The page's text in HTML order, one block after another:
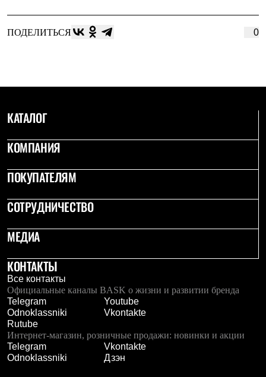
Утепленная синтетикой
Куртки
Куртки
Рубашки
Толстовки
Брюки
Теплое термобелье
Среднее термобелье
Легкое термобелье
Флисовая одежда
Брюки
Детская одежда
Комбинезоны
Куртки
Брюки
Утепленная синтетикой
Комбинезоны
Куртки
Брюки
Лёгкая одежда
Футболки
ПОДЕЛИТЬСЯ 0
КАТАЛОГ
КОМПАНИЯ
ПОКУПАТЕЛЯМ
СОТРУДНИЧЕСТВО
МЕДИА
КОНТАКТЫ
Все контакты
Официальные каналы BASK о жизни и развитии бренда
Telegram
Youtube
Odnoklassniki
Vkontakte
Rutube
Интернет-магазин, розничные продажи: новинки и акции
Telegram
Vkontakte
Odnoklassniki
Дзэн